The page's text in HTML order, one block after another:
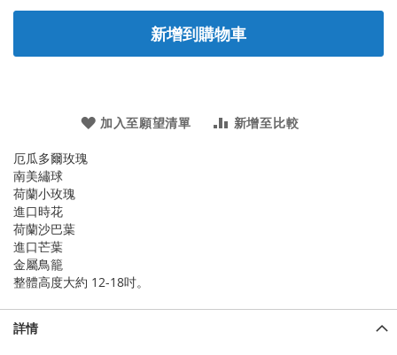
新增到購物車
加入至願望清單 新增至比較
厄瓜多爾玫瑰
南美繡球
荷蘭小玫瑰
進口時花
荷蘭沙巴葉
進口芒葉
金屬鳥籠
整體高度大約 12-18吋。
詳情